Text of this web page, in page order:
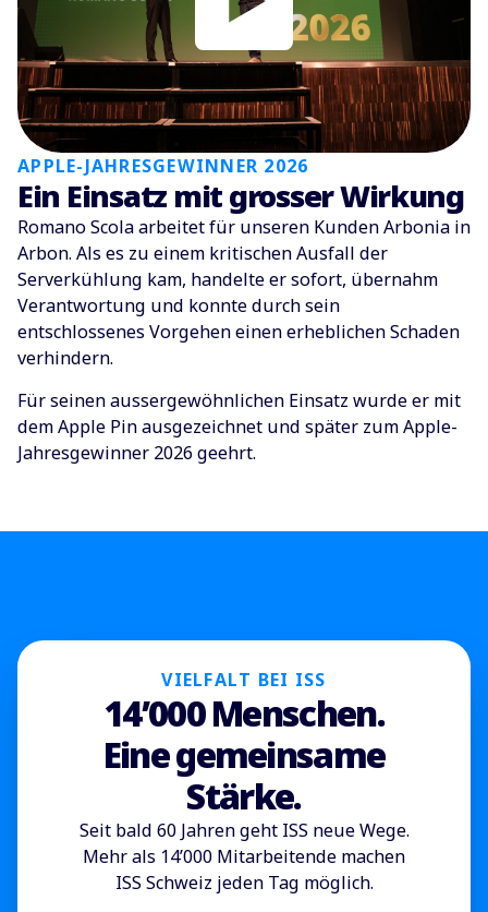
APPLE-JAHRESGEWINNER 2026
Ein Einsatz mit grosser Wirkung
Romano Scola arbeitet für unseren Kunden Arbonia in
Arbon. Als es zu einem kritischen Ausfall der
Serverkühlung kam, handelte er sofort, übernahm
Verantwortung und konnte durch sein
entschlossenes Vorgehen einen erheblichen Schaden
verhindern.
Für seinen aussergewöhnlichen Einsatz wurde er mit
dem Apple Pin ausgezeichnet und später zum Apple-
Jahresgewinner 2026 geehrt.
VIELFALT BEI ISS
14’000 Menschen.
Eine gemeinsame
Stärke.
Seit bald 60 Jahren geht ISS neue Wege.
Mehr als 14’000 Mitarbeitende machen
ISS Schweiz jeden Tag möglich.